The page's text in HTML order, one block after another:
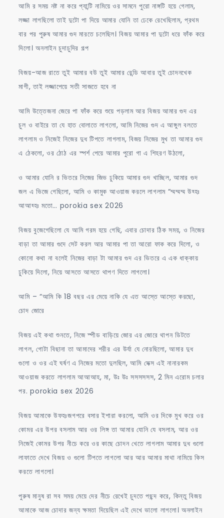
আমি র সময় নষ্ট না করে প্যান্টি নামিয়ে ওর সামনে পুরো নাঙ্গটি হয়ে গেলাম,
লজ্জা লাগছিলো তাই দুটো পা দিয়ে আমার যোনি তা ঢেকে রেখেছিলাম, প্রথম
বার পর পুরুষ আমার গুদ মারতে চলেছিল। বিজয় আমার পা দুটো ধরে ফাঁক করে
দিলো। অনলাইন চুদাচুদির গল্প
বিজয়-আজ রাতে তুই আমার বউ তুই আমার রেন্ডি আবার তুই চোদনখেক
মাগী, তাই লজ্জাপেয়ে সতী সাজতে হবে না
আমি উত্তেজনা জেরে পা ফাঁক করে শুয়ে পড়লাম আর বিজয় আমার গুদ এর
চুল ও বাইরে তা যে হাত বোলাতে লাগলো, আমি নিজের গুদ এ আঙ্গুল বলতে
লাগলাম ও নিজেই নিজের দুধ টিপতে লাগলাম, বিজয় নিজের মুখ তা আমার গুদ
এ ঠেকলো, ওর ঠোঠ এর স্পর্শ পেয়ে আমার পুরো গা এ শিহরণ উঠলো,
ও আমার যোনি র ভিতরে নিজের জিভ ঢুকিয়ে আমার গুদ খাচ্ছিল, আমার গুদ
জল এ ভিজে গেছিলো, আমি ও কামুক আওয়াজ করলে লাগলাম “ম্মম্মম্ম উহ্হঃ
আআহ্হঃ মতো… porokia sex 2026
বিজয় বুজেগেছিলো যে আমি গরম হয়ে গেছি, এবার চোদার ঠিক সময়, ও নিজের
বাড়া তা আমার গুদে সেট করল আর আমার পা তা আরো ফাক করে দিলো, ও
কোনো কথা না বলেই নিজের বাড়া টা আমার গুদ এর ভিতরে এ এক ধাক্কায়
ঢুকিয়ে দিলো, নিয়ে আসতে আসতে থাপণ দিতে লাগলো।
আমি – “আমি কি 18 বছর এর মেয়ে নাকি যে এত আস্তে আস্তে করছো,
চোদ জোরে
বিজয় এই কথা শুনতে, নিজে স্পীড বাড়িয়ে জোর এর জোরে থাপন ডিটতে
লাগল, গোটা বিছানা তা আমাদের শরীর এর উর্যা যে নোরছিলো, আমার দুধ
গুলো ও ওর এই ঘর্ষণ এ নিজের মতো দুলছিল, আমি সেক্স এই নানারকম
আওয়াজ করতে লাগলাম আআআহ, মা, উঃ উঃ সসসসসস, 2 মিন এরোম চলার
পর. porokia sex 2026
বিজয় আমাকে উফহঃজগপরে বসার ইশারা করলো, আমি ওর দিকে মুখ করে ওর
কোমর এর উপর বসলাম আর ওর লিঙ্গ তা আমার যোনি যে বসলাম, আর ওর
নিজেই কোমর উপর নীচে করে ওর কাছে চোদন খেতে লাগলাম আমার দুধ গুলো
লাফাতে দেখে বিজয় ও গুলো টিপতে লাগলো আর আর আমার মাথা নামিয়ে কিস
করতে লাগলো।
পুরুষ মানুষ রা সব সময় মেয়ে দের নীচে রেখেই চুদতে পছন্দ করে, কিন্তু বিজয়
আমাকে আজ চোদার জন্য ক্ষমতা দিয়েছিল এই দেখে ভালো লাগলো। অনলাইন